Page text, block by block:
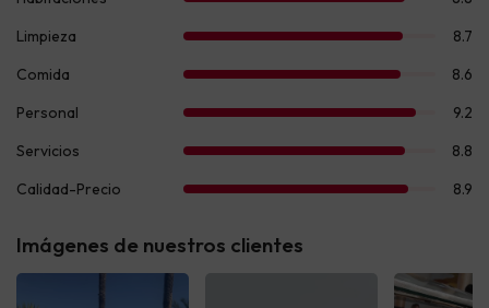
Imágenes de nuestros clientes